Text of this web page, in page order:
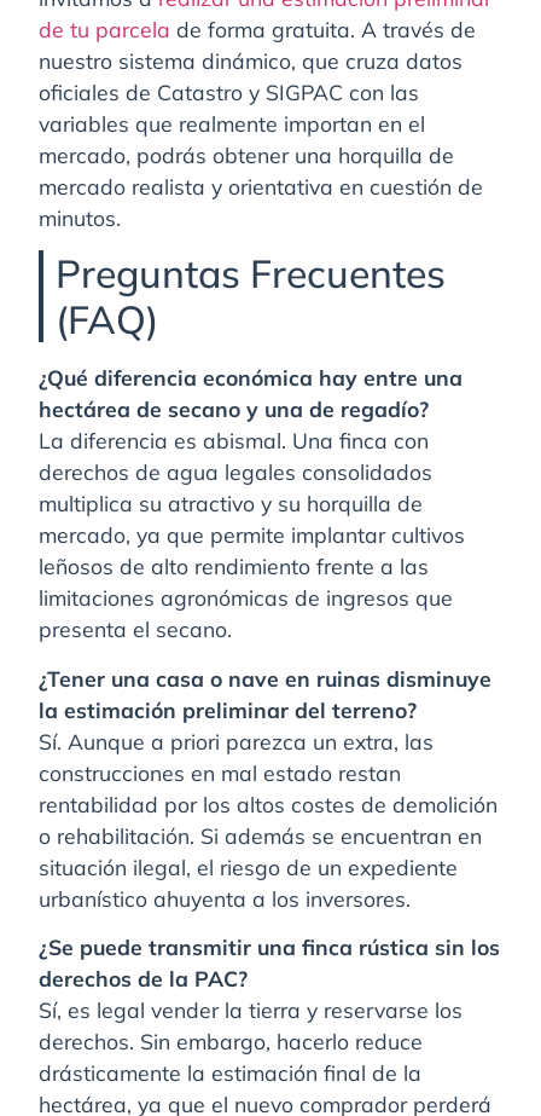
de tu parcela de forma gratuita. A través de
nuestro sistema dinámico, que cruza datos
oficiales de Catastro y SIGPAC con las
variables que realmente importan en el
mercado, podrás obtener una horquilla de
mercado realista y orientativa en cuestión de
minutos.
Preguntas Frecuentes
(FAQ)
¿Qué diferencia económica hay entre una
hectárea de secano y una de regadío?
La diferencia es abismal. Una finca con
derechos de agua legales consolidados
multiplica su atractivo y su horquilla de
mercado, ya que permite implantar cultivos
leñosos de alto rendimiento frente a las
limitaciones agronómicas de ingresos que
presenta el secano.
¿Tener una casa o nave en ruinas disminuye
la estimación preliminar del terreno?
Sí. Aunque a priori parezca un extra, las
construcciones en mal estado restan
rentabilidad por los altos costes de demolición
o rehabilitación. Si además se encuentran en
situación ilegal, el riesgo de un expediente
urbanístico ahuyenta a los inversores.
¿Se puede transmitir una finca rústica sin los
derechos de la PAC?
Sí, es legal vender la tierra y reservarse los
derechos. Sin embargo, hacerlo reduce
drásticamente la estimación final de la
hectárea, ya que el nuevo comprador perderá